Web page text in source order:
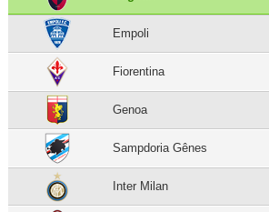
Empoli
Fiorentina
Genoa
Sampdoria Gênes
Inter Milan